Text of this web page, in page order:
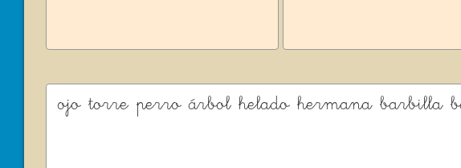
ojo torre perro árbol helado hermana barbilla